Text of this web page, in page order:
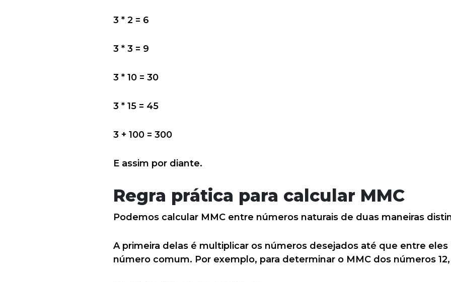
3 * 2 = 6
3 * 3 = 9
3 * 10 = 30
3 * 15 = 45
3 + 100 = 300
E assim por diante.
Regra prática para calcular MMC
Podemos calcular MMC entre números naturais de duas maneiras
A primeira delas é multiplicar os números desejados até que entre eles
número comum. Por exemplo, para determinar o MMC dos números 12,